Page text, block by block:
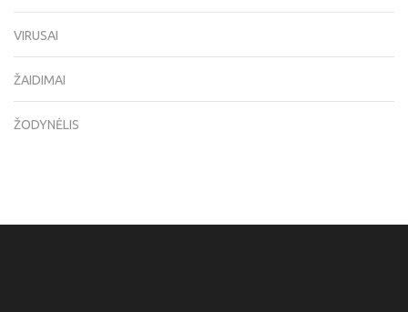
VIRUSAI
ŽAIDIMAI
ŽODYNĖLIS